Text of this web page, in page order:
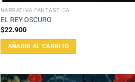
NARRATIVA FANTÁSTICA
EL REY OSCURO
$22.900
AÑADIR AL CARRITO